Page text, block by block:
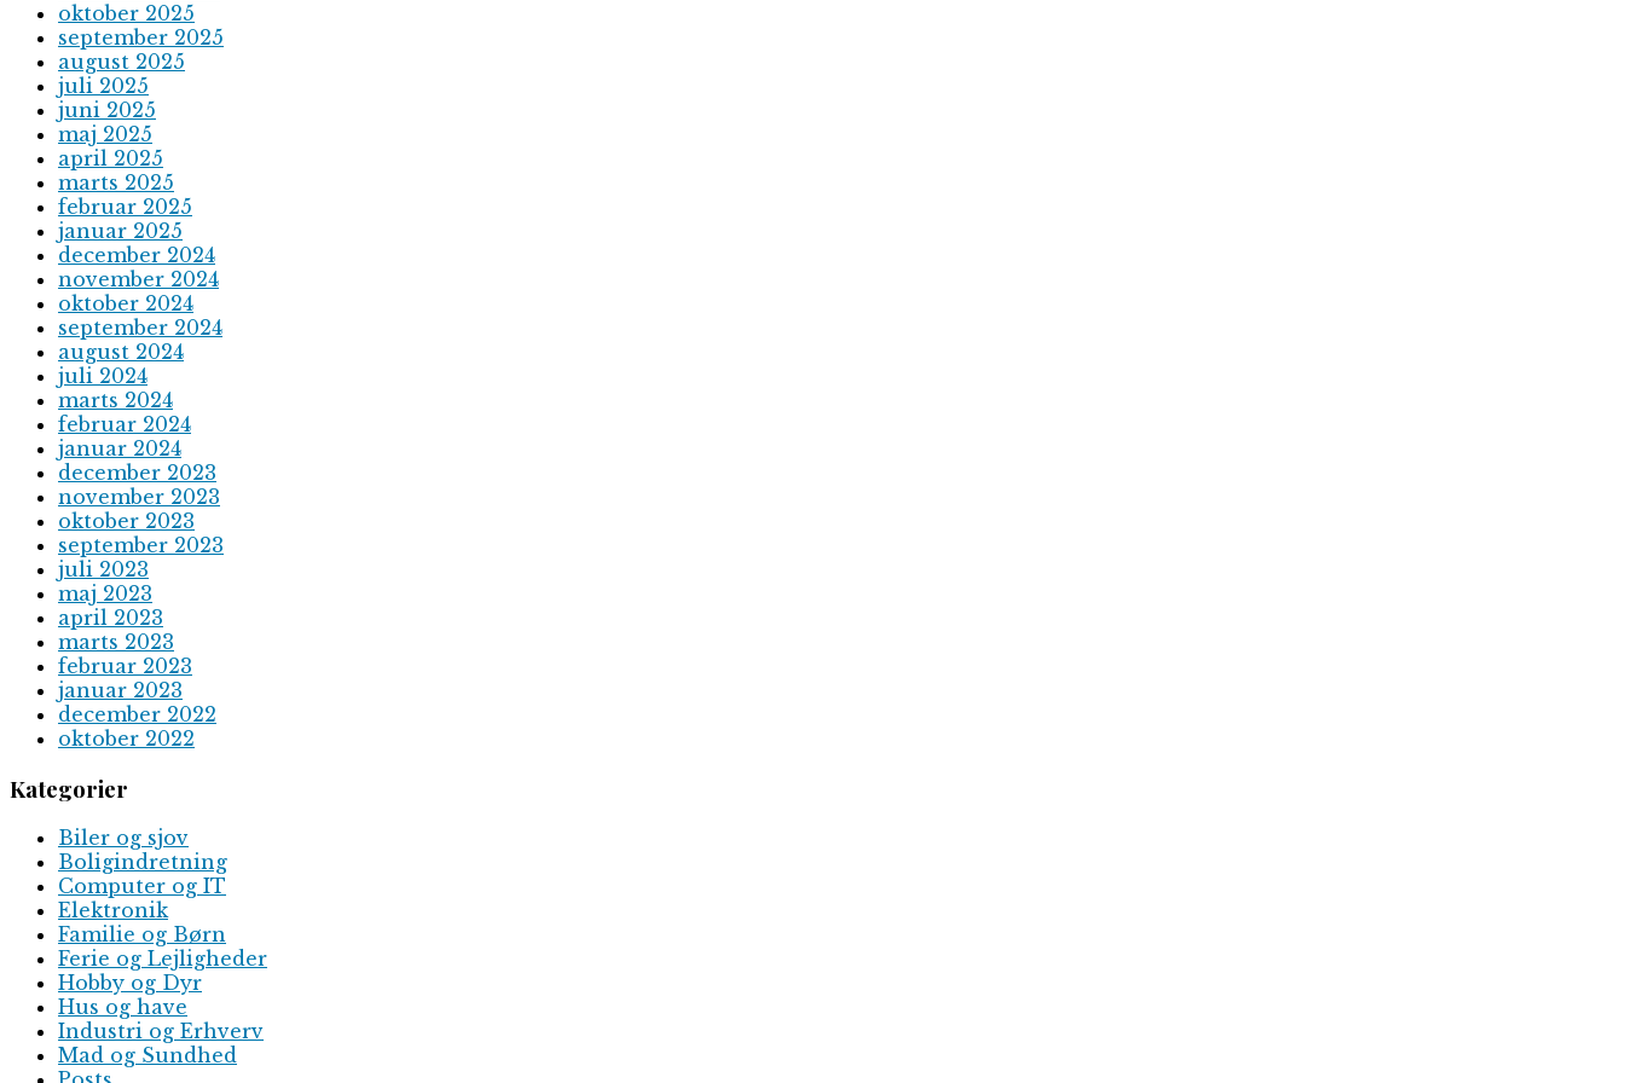
oktober 2025
september 2025
august 2025
juli 2025
juni 2025
maj 2025
april 2025
marts 2025
februar 2025
januar 2025
december 2024
november 2024
oktober 2024
september 2024
august 2024
juli 2024
marts 2024
februar 2024
januar 2024
december 2023
november 2023
oktober 2023
september 2023
juli 2023
maj 2023
april 2023
marts 2023
februar 2023
januar 2023
december 2022
oktober 2022
Kategorier
Biler og sjov
Boligindretning
Computer og IT
Elektronik
Familie og Børn
Ferie og Lejligheder
Hobby og Dyr
Hus og have
Industri og Erhverv
Mad og Sundhed